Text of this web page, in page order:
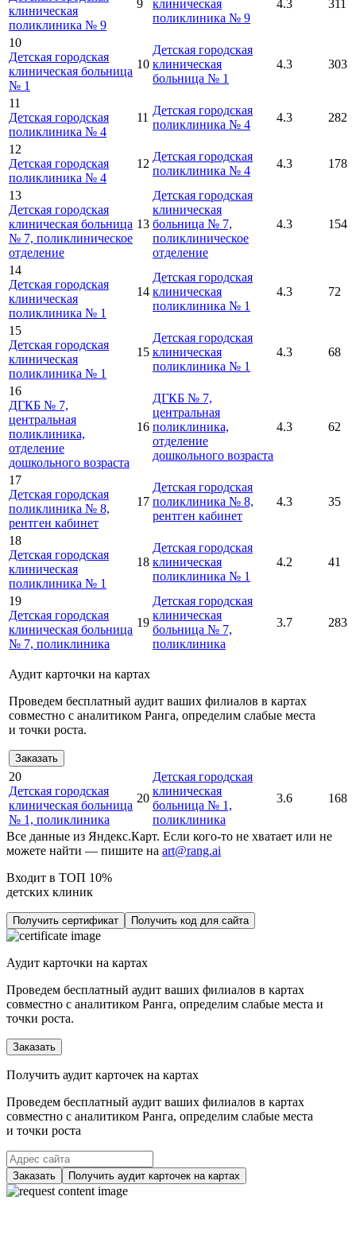
клиническая
поликлиника № 9
9
клиническая
поликлиника № 9
4.3 311
10
Детская городская
клиническая больница
№ 1
10
Детская городская
клиническая
больница № 1
4.3 303
11
Детская городская
поликлиника № 4
11
Детская городская
поликлиника № 4
4.3 282
12
Детская городская
поликлиника № 4
12
Детская городская
поликлиника № 4
4.3 178
13
Детская городская
клиническая больница
№ 7, поликлиническое
отделение
13
Детская городская
клиническая
больница № 7,
поликлиническое
отделение
4.3 154
14
Детская городская
клиническая
поликлиника № 1
14
Детская городская
клиническая
поликлиника № 1
4.3 72
15
Детская городская
клиническая
поликлиника № 1
15
Детская городская
клиническая
поликлиника № 1
4.3 68
16
ДГКБ № 7,
центральная
поликлиника,
отделение
дошкольного возраста
16
ДГКБ № 7,
центральная
поликлиника,
отделение
дошкольного возраста
4.3 62
17
Детская городская
поликлиника № 8,
рентген кабинет
17
Детская городская
поликлиника № 8,
рентген кабинет
4.3 35
18
Детская городская
клиническая
поликлиника № 1
18
Детская городская
клиническая
поликлиника № 1
4.2 41
19
Детская городская
клиническая больница
№ 7, поликлиника
19
Детская городская
клиническая
больница № 7,
поликлиника
3.7 283
Аудит карточки на картах
Проведем бесплатный аудит ваших филиалов в картах
совместно с аналитиком Ранга, определим слабые места
и точки роста.
Заказать
20
Детская городская
клиническая больница
№ 1, поликлиника
20
Детская городская
клиническая
больница № 1,
поликлиника
3.6 168
Все данные из Яндекс.Карт. Если кого-то не хватает или не
можете найти — пишите на art@rang.ai
Входит в ТОП 10%
детских клиник
Получить сертификат Получить код для сайта
Аудит карточки на картах
Проведем бесплатный аудит ваших филиалов в картах
совместно с аналитиком Ранга, определим слабые места и
точки роста.
Заказать
Получить аудит карточек на картах
Проведем бесплатный аудит ваших филиалов в картах
совместно с аналитиком Ранга, определим слабые места
и точки роста
Заказать Получить аудит карточек на картах